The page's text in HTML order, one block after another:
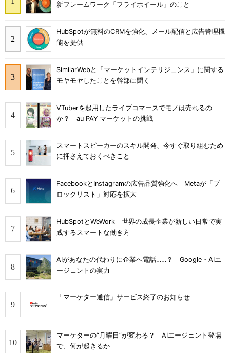
新フレームワーク「フライホイール」のこと
HubSpotが無料のCRMを強化、メール配信と広告管理機
能を提供
SimilarWebと「マーケットインテリジェンス」に関する
モヤモヤしたことを幹部に聞く
VTuberを起用したライブコマースでモノは売れるの
か？ au PAY マーケットの挑戦
スマートスピーカーのスキル開発、今すぐ取り組むため
に押さえておくべきこと
FacebookとInstagramの広告品質強化へ Metaが「ブ
ロックリスト」対応を拡大
HubSpotとWeWork 世界の成長企業が新しい日常で実
践するスマートな働き方
AIがあなたの代わりに企業へ電話……？ Google・AIエ
ージェントの実力
「マーケター通信」サービス終了のお知らせ
マーケターの“月曜日”が変わる？ AIエージェント登場
で、何が起きるか